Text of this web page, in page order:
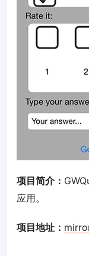
项目简介：
应用。
项目地址：